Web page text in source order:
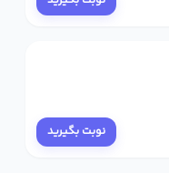
نوبت بگیرید